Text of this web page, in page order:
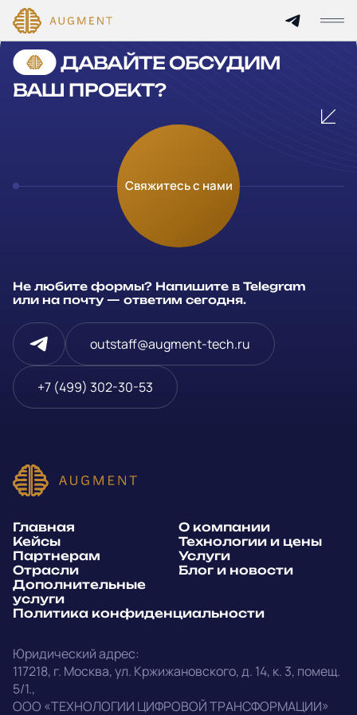
Написать в Telegram
outstaff@augment-tech.ru
Главная
Технологии и цены
Услуги
Отрасли
Блог и новости
Политика
конфиденциальности
Cannot find 'services' template with page 'detail'
ДАВАЙТЕ ОБСУДИМ
ВАШ ПРОЕКТ?
Свяжитесь с нами
Не любите формы? Напишите в Telegram
или на почту — ответим сегодня.
outstaff@augment-tech.ru
+7 (499) 302-30-53
Юридический адрес:
117218, г. Москва,ул. Кржижановского, д. 14, к. 3, помещ.
5/1.,
ООО «ТЕХНОЛОГИИ ЦИФРОВОЙ ТРАНСФОРМАЦИИ»
Главная
О компании
Кейсы
Технологии и цены
Партнерам
Услуги
Отрасли
Блог и новости
Дополнительные
услуги
Политика конфиденциальности
Оставьте заявку
Заполните и отправьте данные и мы свяжемся с вами в
течение рабочего дня
Компания
Телефон*
E-mail
Telegram
WhatsApp
E-mail
Позвонить
Напишите, какие специалисты, в каком количестве и как
срочно нужны на ваш проект
Прикрепить файл